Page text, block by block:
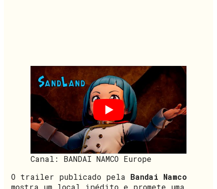
Canal: BANDAI NAMCO Europe
O trailer publicado pela Bandai Namco
mostra um local inédito e promete uma